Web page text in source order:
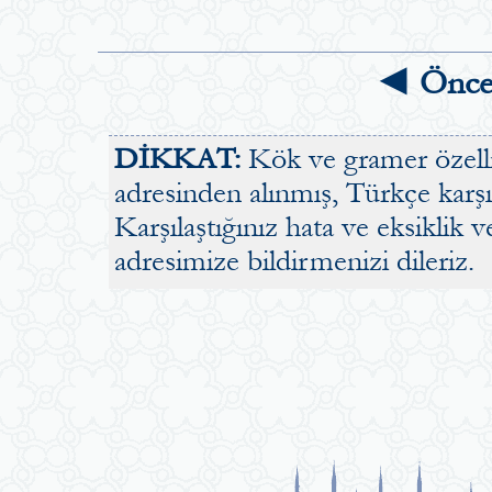
◄
DİKKAT: Kök ve gramer
adresinden alınmış, Türkçe
Karşılaştığınız hata ve
adresimize bildirmenizi dileriz.